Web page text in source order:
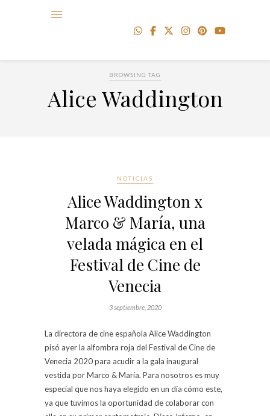
BROWSING TAG
Alice Waddington
NOTICIAS
Alice Waddington x
Marco & María, una
velada mágica en el
Festival de Cine de
Venecia
3 septiembre, 2020
La directora de cine española Alice Waddington
pisó ayer la alfombra roja del Festival de Cine de
Venecia 2020 para acudir a la gala inaugural
vestida por Marco & María. Para nosotros es muy
especial que nos haya elegido en un día cómo este,
ya que tuvimos la oportunidad de colaborar con